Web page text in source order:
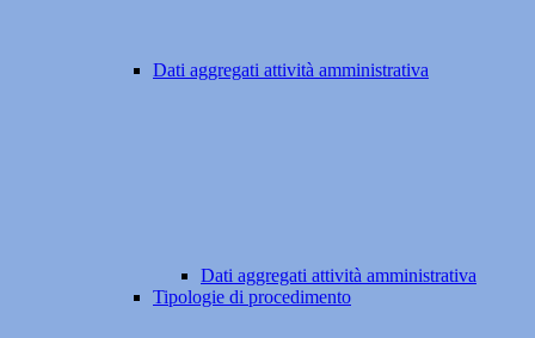
Dati aggregati attività amministrativa
Dati aggregati attività amministrativa
Tipologie di procedimento